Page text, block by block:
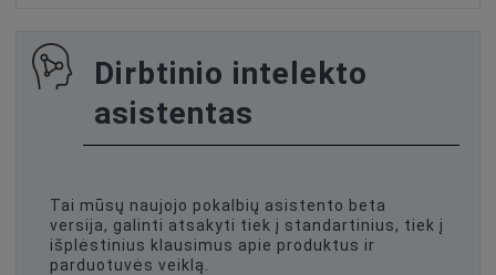
Dirbtinio intelekto
asistentas
Tai mūsų naujojo pokalbių asistento beta
versija, galinti atsakyti tiek į standartinius, tiek į
išplėstinius klausimus apie produktus ir
parduotuvės veiklą.